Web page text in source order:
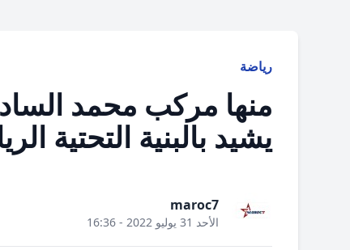
رياضة
منها مركب محمد
يشيد بالبنية التحتية
maroc7
الأحد 31 يوليو 2022 - 16:36